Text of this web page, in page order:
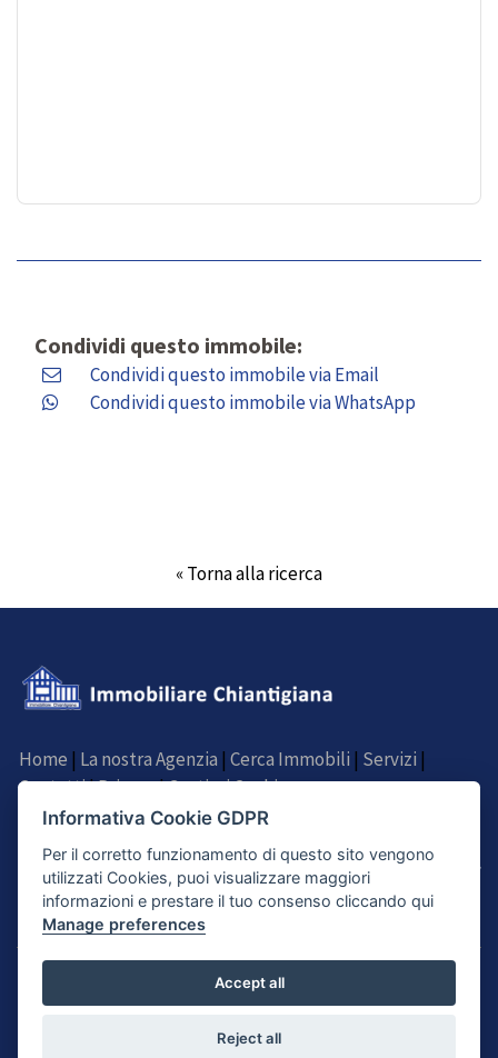
Condividi questo immobile:
Condividi questo immobile via Email
Condividi questo immobile via WhatsApp
« Torna alla ricerca
Home | La nostra Agenzia | Cerca Immobili | Servizi |
Contatti|Privacy|Gestisci Cookie
SEGUICI SU
© Agenzia Immobiliare Chiantigiana di Filipponi Lauro - Via Chiantigiana 68,
Ginestra Fiorentina, Lastra a Signa (FI) - P.IVA 05541920483
by Binergy
Informativa Cookie GDPR
Per il corretto funzionamento di questo sito vengono
utilizzati Cookies, puoi visualizzare maggiori
informazioni e prestare il tuo consenso cliccando qui
Manage preferences
Accept all
Reject all